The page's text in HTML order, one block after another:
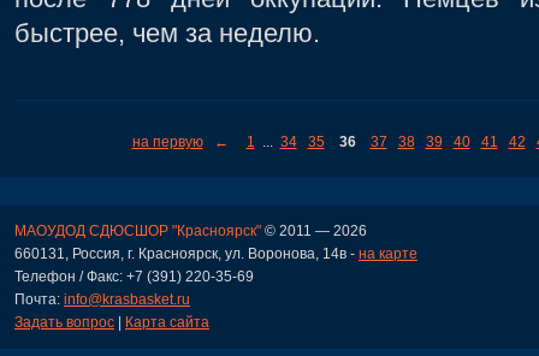
быстрее, чем за неделю.
на первую ← 1 ... 34 35 36 37 38 39 40 41 42
МАОУДОД СДЮСШОР "Красноярск" © 2011 — 2026
660131, Россия, г. Красноярск, ул. Воронова, 14в - на карте
Телефон / Факс: +7 (391) 220-35-69
Почта: info@krasbasket.ru
Задать вопрос
Карта сайта